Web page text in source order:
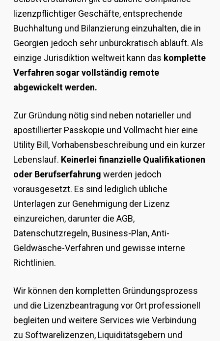
lizenzpflichtiger Geschäfte, entsprechende
Buchhaltung und Bilanzierung einzuhalten, die in
Georgien jedoch sehr unbürokratisch abläuft. Als
einzige Jurisdiktion weltweit kann das komplette
Verfahren sogar vollständig remote
abgewickelt werden.
Zur Gründung nötig sind neben notarieller und
apostillierter Passkopie und Vollmacht hier eine
Utility Bill, Vorhabensbeschreibung und ein kurzer
Lebenslauf. Keinerlei finanzielle Qualifikationen
oder Berufserfahrung werden jedoch
vorausgesetzt. Es sind lediglich übliche
Unterlagen zur Genehmigung der Lizenz
einzureichen, darunter die AGB,
Datenschutzregeln, Business-Plan, Anti-
Geldwäsche-Verfahren und gewisse interne
Richtlinien.
Wir können den kompletten Gründungsprozess
und die Lizenzbeantragung vor Ort professionell
begleiten und weitere Services wie Verbindung
zu Softwarelizenzen, Liquiditätsgebern und